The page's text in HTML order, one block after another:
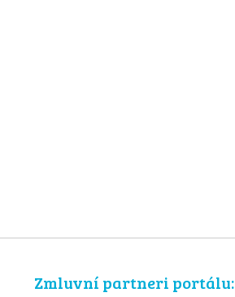
Zmluvní partneri portálu: